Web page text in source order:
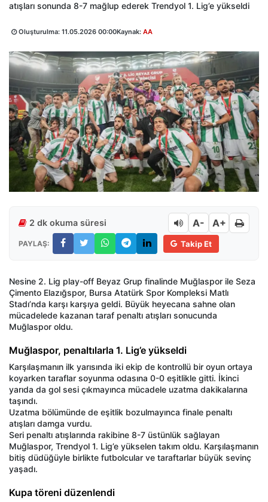
atışları sonunda 8-7 mağlup ederek Trendyol 1. Lig’e yükseldi
Oluşturulma: 11.05.2026 00:00Kaynak: AA
2 dk okuma süresi A- A+
PAYLAŞ: Takip Et
Nesine 2. Lig play-off Beyaz Grup finalinde Muğlaspor ile Seza
Çimento Elazığspor, Bursa Atatürk Spor Kompleksi Matlı
Stadı’nda karşı karşıya geldi. Büyük heyecana sahne olan
mücadelede kazanan taraf penaltı atışları sonucunda
Muğlaspor oldu.
Muğlaspor, penaltılarla 1. Lig’e yükseldi
Karşılaşmanın ilk yarısında iki ekip de kontrollü bir oyun ortaya
koyarken taraflar soyunma odasına 0-0 eşitlikle gitti. İkinci
yarıda da gol sesi çıkmayınca mücadele uzatma dakikalarına
taşındı.
Uzatma bölümünde de eşitlik bozulmayınca finale penaltı
atışları damga vurdu.
Seri penaltı atışlarında rakibine 8-7 üstünlük sağlayan
Muğlaspor, Trendyol 1. Lig’e yükselen takım oldu. Karşılaşmanın
bitiş düdüğüyle birlikte futbolcular ve taraftarlar büyük sevinç
yaşadı.
Kupa töreni düzenlendi